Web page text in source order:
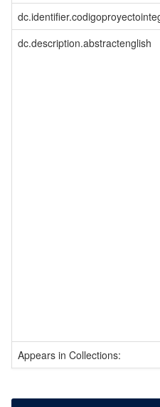
dc.description.abstractenglish
Appears in Collections: